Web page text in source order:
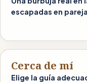
escapadas en
Cerca de mí
Elige la guía